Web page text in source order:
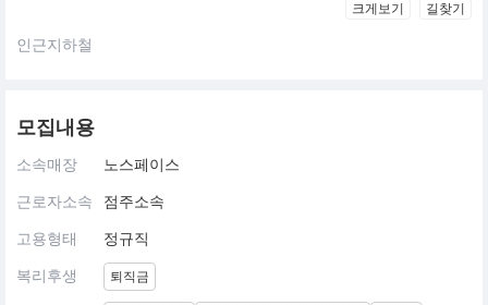
크게보기 길찾기
인근지하철
모집내용
소속매장 노스페이스
근로자소속 점주소속
고용형태 정규직
복리후생 퇴직금